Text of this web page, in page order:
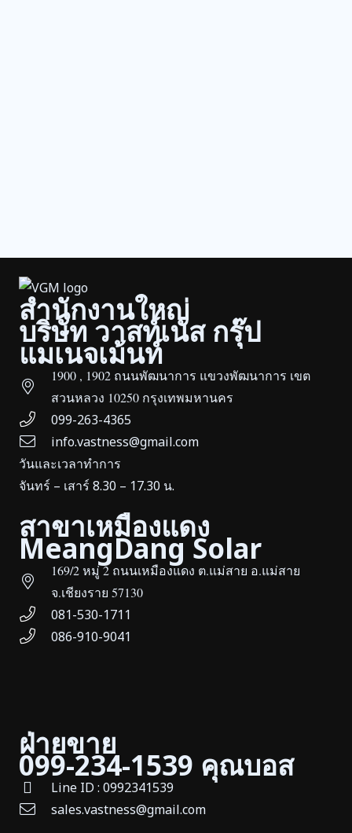
สำนักงานใหญ่
บริษัท วาสท์เนส กรุ๊ป
แมเนจเม้นท์
1900 , 1902 ถนนพัฒนาการ แขวงพัฒนาการ เขต
สวนหลวง 10250 กรุงเทพมหานคร
099-263-4365
info.vastness@gmail.com
วันและเวลาทำการ
จันทร์ – เสาร์ 8.30 – 17.30 น.
สาขาเหมืองแดง
MeangDang Solar
169/2 หมู่ 2 ถนนเหมืองแดง ต.แม่สาย อ.แม่สาย
จ.เชียงราย 57130
081-530-1711
086-910-9041
ฝ่ายขาย
099-234-1539 คุณบอส
Line ID : 0992341539
sales.vastness@gmail.com